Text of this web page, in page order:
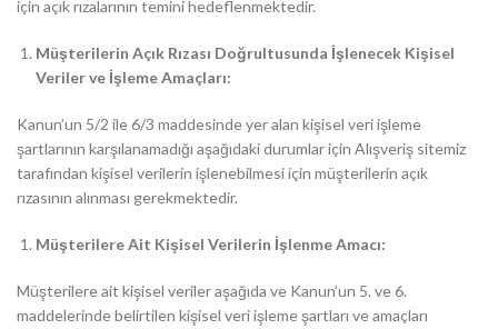
için açık rızalarının temini hedeflenmektedir.
Müşterilerin Açık Rızası Doğrultusunda İşlenecek Kişisel
Veriler ve İşleme Amaçları:
Kanun’un 5/2 ile 6/3 maddesinde yer alan kişisel veri işleme
şartlarının karşılanamadığı aşağıdaki durumlar için Alışveriş sitemiz
tarafından kişisel verilerin işlenebilmesi için müşterilerin açık
rızasının alınması gerekmektedir.
Müşterilere Ait Kişisel Verilerin İşlenme Amacı:
Müşterilere ait kişisel veriler aşağıda ve Kanun’un 5. ve 6.
maddelerinde belirtilen kişisel veri işleme şartları ve amaçları